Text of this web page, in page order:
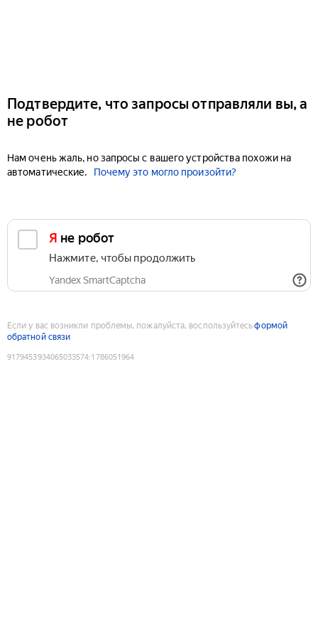
Подтвердите, что запросы отправляли вы, а
не робот
Нам очень жаль, но запросы с вашего устройства похожи на
автоматические.
Почему это могло произойти?
Я не робот
Нажмите, чтобы продолжить
Yandex SmartCaptcha
Если у вас возникли проблемы, пожалуйста, воспользуйтесьформой
обратной связи
9179453934065033574:1786051964